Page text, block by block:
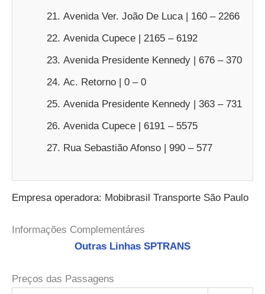
Avenida Ver. João De Luca | 160 – 2266
Avenida Cupece | 2165 – 6192
Avenida Presidente Kennedy | 676 – 370
Ac. Retorno | 0 – 0
Avenida Presidente Kennedy | 363 – 731
Avenida Cupece | 6191 – 5575
Rua Sebastião Afonso | 990 – 577
Empresa operadora: Mobibrasil Transporte São Paulo
Informações Complementáres
Outras Linhas SPTRANS
Preços das Passagens